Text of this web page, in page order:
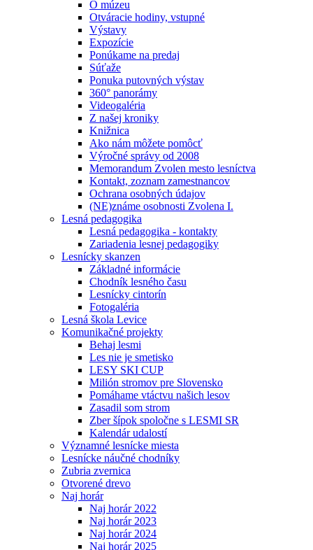
O múzeu
Otváracie hodiny, vstupné
Výstavy
Expozície
Ponúkame na predaj
Súťaže
Ponuka putovných výstav
360° panorámy
Videogaléria
Z našej kroniky
Knižnica
Ako nám môžete pomôcť
Výročné správy od 2008
Memorandum Zvolen mesto lesníctva
Kontakt, zoznam zamestnancov
Ochrana osobných údajov
(NE)známe osobnosti Zvolena I.
Lesná pedagogika
Lesná pedagogika - kontakty
Zariadenia lesnej pedagogiky
Lesnícky skanzen
Základné informácie
Chodník lesného času
Lesnícky cintorín
Fotogaléria
Lesná škola Levice
Komunikačné projekty
Behaj lesmi
Les nie je smetisko
LESY SKI CUP
Milión stromov pre Slovensko
Pomáhame vtáctvu našich lesov
Zasadil som strom
Zber šípok spoločne s LESMI SR
Kalendár udalostí
Významné lesnícke miesta
Lesnícke náučné chodníky
Zubria zvernica
Otvorené drevo
Naj horár
Naj horár 2022
Naj horár 2023
Naj horár 2024
Naj horár 2025